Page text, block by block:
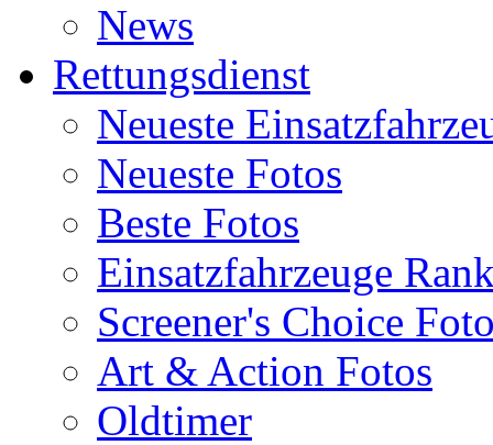
News
Rettungsdienst
Neueste
Neueste Fotos
Beste Fotos
Einsatzfahrzeuge
Screener's Choice
Art & Action Fotos
Oldtimer